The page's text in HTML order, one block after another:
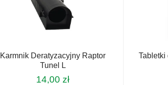
Karmnik Deratyzacyjny Raptor
Tunel L
14,00zł
Tabletki